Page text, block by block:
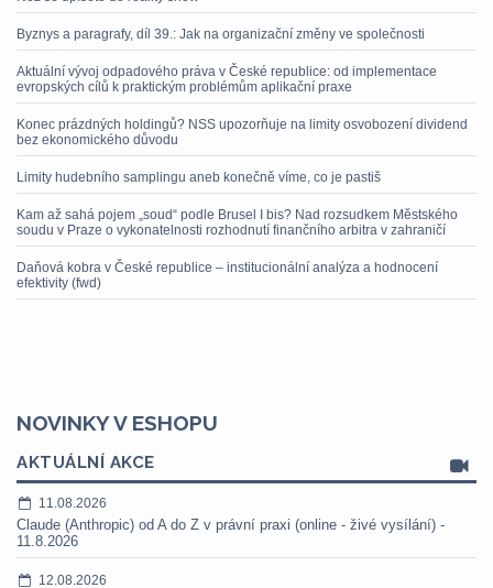
Byznys a paragrafy, díl 39.: Jak na organizační změny ve společnosti
Aktuální vývoj odpadového práva v České republice: od implementace
evropských cílů k praktickým problémům aplikační praxe
Konec prázdných holdingů? NSS upozorňuje na limity osvobození dividend
bez ekonomického důvodu
Limity hudebního samplingu aneb konečně víme, co je pastiš
Kam až sahá pojem „soud“ podle Brusel I bis? Nad rozsudkem Městského
soudu v Praze o vykonatelnosti rozhodnutí finančního arbitra v zahraničí
Daňová kobra v České republice – institucionální analýza a hodnocení
efektivity (fwd)
NOVINKY V ESHOPU
AKTUÁLNÍ AKCE
11.08.2026
Claude (Anthropic) od A do Z v právní praxi (online - živé vysílání) -
11.8.2026
12.08.2026